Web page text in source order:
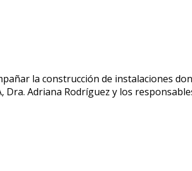
la construcción de instalaciones
Adriana Rodríguez y los